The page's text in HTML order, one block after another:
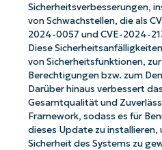
Sicherheitsverbesserungen,
von Schwachstellen, die als
2024-0057 und CVE-2024-
Diese
von Sicherheitsfunktionen,
Berechtigungen bzw. zum
Darüber hinaus verbessert
Gesamtqualität und
Framework, sodass es für
dieses Update zu
Sicherheit des Systems zu